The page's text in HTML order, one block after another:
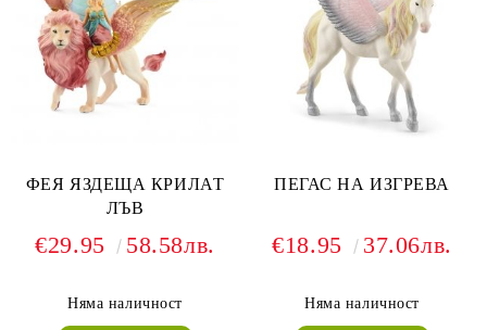
ФЕЯ ЯЗДЕЩА КРИЛАТ
ЛЪВ
€29.95 58.58лв.
Няма наличност
ПЕГАС НА ИЗГРЕВА
€18.95 37.06лв.
Няма наличност